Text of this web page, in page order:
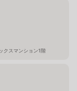
クスマンション1階